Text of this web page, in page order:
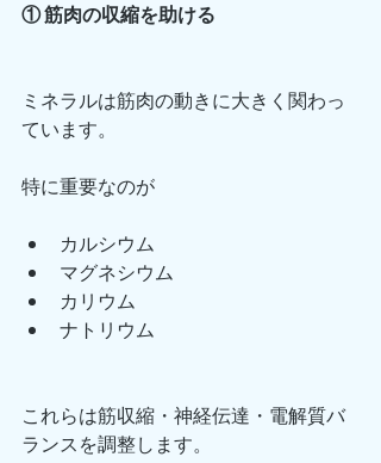
① 筋肉の収縮を助ける
ミネラルは筋肉の動きに大きく関わっ
ています。
特に重要なのが
カルシウム
マグネシウム
カリウム
ナトリウム
これらは筋収縮・神経伝達・電解質バ
ランスを調整します。